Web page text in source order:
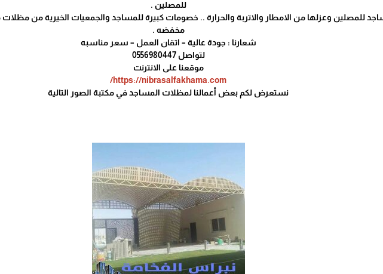
للمصلين .
للمصلين وعزلها من الامطار والاتربة والحرارة .. خصومات كبيرة للمساجد والجمعيات الخيرية من مظلات
مخفضه .
شعارنا : جودة عالية – اتقان العمل – سعر مناسبه
لتواصل 0556980447
موقعنا على الانترنت
https://nibrasalfakhama.com/
نستعرض لكم بعض أعمالنا لمظلات المساجد في مكتبة الصور التالية